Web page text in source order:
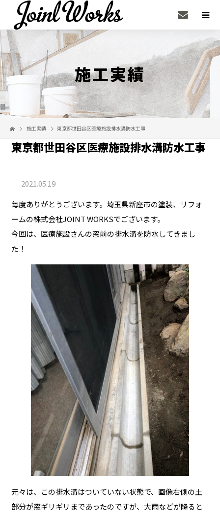
施工実績
施工実績 東京都世田谷区医療施設排水溝防水工事
東京都世田谷区医療施設排水溝防水工事
2021.05.19
毎度ありがとうございます。埼玉県新座市の塗装、リフォ
ームの株式会社JOINT WORKSでございます。
今回は、医療施設さんの窓前の排水溝を防水してきまし
た！
元々は、この排水溝はついていない状態で、画像右側の土
部分が窓ギリギリまであったのですが、大雨などが降ると